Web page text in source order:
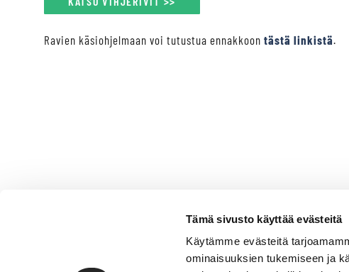
Tämä sivusto käyttää evästeitä
Käytämme evästeitä
ominaisuuksien tukemiseen ja
Ravien käsiohjelmaan voi tutustua ennakkoon tästä linkistä.